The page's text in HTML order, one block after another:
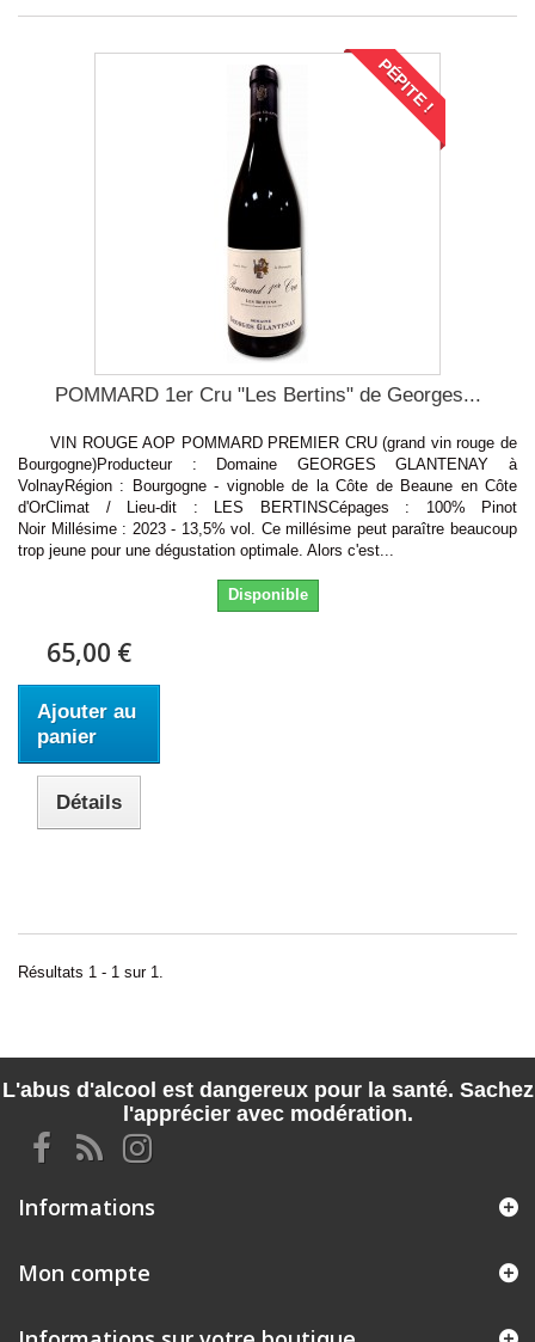
PÉPITE !
POMMARD 1er Cru "Les Bertins" de Georges...
VIN ROUGE AOP POMMARD PREMIER CRU (grand vin rouge de
Bourgogne)Producteur : Domaine GEORGES GLANTENAY à
VolnayRégion : Bourgogne - vignoble de la Côte de Beaune en Côte
d'OrClimat / Lieu-dit : LES BERTINSCépages : 100% Pinot
Noir Millésime : 2023 - 13,5% vol. Ce millésime peut paraître beaucoup
trop jeune pour une dégustation optimale. Alors c'est...
Disponible
65,00 €
Ajouter au
panier
Détails
Résultats 1 - 1 sur 1.
L'abus d'alcool est dangereux pour la santé. Sachez
l'apprécier avec modération.
Informations
Mon compte